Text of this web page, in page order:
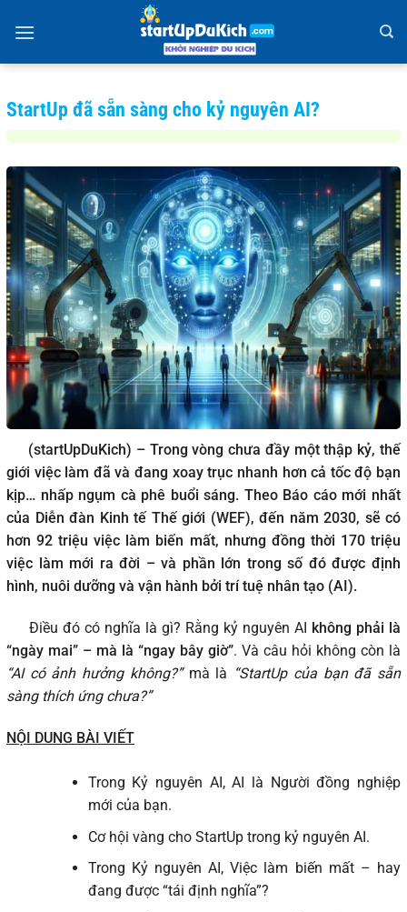
qua
StartUp đã sẵn sàng cho kỷ nguyên AI?
(startUpDuKich) – Trong vòng chưa đầy một thập kỷ, thế
giới việc làm đã và đang xoay trục nhanh hơn cả tốc độ bạn
kịp… nhấp ngụm cà phê buổi sáng. Theo Báo cáo mới nhất
của Diễn đàn Kinh tế Thế giới (WEF), đến năm 2030, sẽ có
hơn 92 triệu việc làm biến mất, nhưng đồng thời 170 triệu
việc làm mới ra đời – và phần lớn trong số đó được định
hình, nuôi dưỡng và vận hành bởi trí tuệ nhân tạo (AI).
Điều đó có nghĩa là gì? Rằng kỷ nguyên AI không phải là
“ngày mai” – mà là “ngay bây giờ”. Và câu hỏi không còn là
“AI có ảnh hưởng không?”mà là “StartUp của bạn đã sẵn
sàng thích ứng chưa?”
NỘI DUNG BÀI VIẾT
Trong Kỷ nguyên AI, AI là Người đồng nghiệp
mới của bạn.
Cơ hội vàng cho StartUp trong kỷ nguyên AI.
Trong Kỷ nguyên AI, Việc làm biến mất – hay
đang được “tái định nghĩa”?